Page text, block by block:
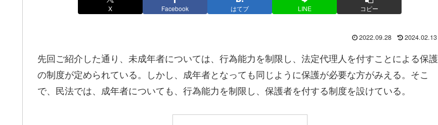
X Facebook はてブ LINE コピー
2022.09.28 2024.02.13
先回ご紹介した通り、未成年者については、行為能力を制限し、法定代理人を付すことによる保護
の制度が定められている。しかし、成年者となっても同じように保護が必要な方がみえる。そこ
で、民法では、成年者についても、行為能力を制限し、保護者を付する制度を設けている。